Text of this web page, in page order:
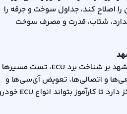
را اصلاح کند، جداول سوخت و جرقه را
شتاب، قدرت و مصرف سوخت
بر شناخت برد
، تست مسیرها
و اتصالی‌ها، تعویض آی‌سی‌ها و
تا کارآموز بتواند انواع